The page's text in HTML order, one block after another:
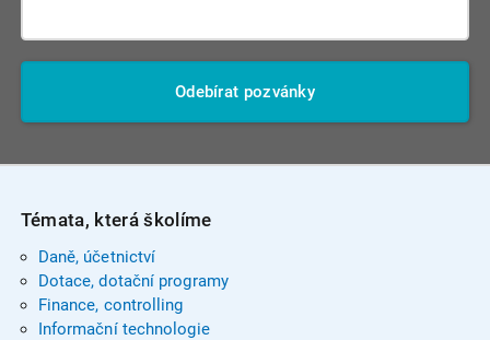
Odebírat pozvánky
Témata, která školíme
Daně, účetnictví
Dotace, dotační programy
Finance, controlling
Informační technologie